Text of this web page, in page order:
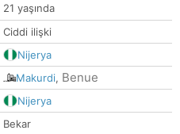
21 yaşında
Ciddi ilişki
Nijerya
Makurdi, Benue
Nijerya
Bekar